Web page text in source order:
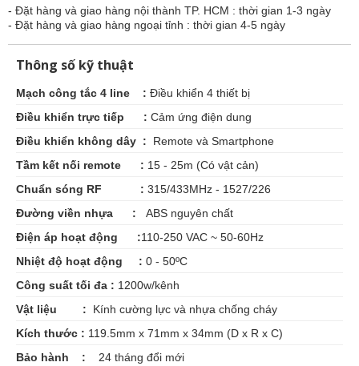
- Đặt hàng và giao hàng nội thành TP. HCM : thời gian 1-3 ngày
- Đặt hàng và giao hàng ngoại tỉnh : thời gian 4-5 ngày
Thông số kỹ thuật
Mạch công tắc 4 line : Điều khiển 4 thiết bị
Điều khiển trực tiếp : Cảm ứng điện dung
Điều khiển không dây : Remote và Smartphone
Tầm kết nối remote : 15 - 25m (Có vật cản)
Chuẩn sóng RF : 315/433MHz - 1527/226
Đường viền nhựa :
ABS nguyên chất
Điện áp hoạt động :110-250 VAC ~ 50-60Hz
Nhiệt độ hoạt động : 0 - 50ºC
Công suất tối đa : 1200w/kênh
Vật liệu : Kính cường lực và nhựa chống cháy
Kích thước : 119.5mm x 71mm x 34mm (D x R x C)
Bảo hành :
24 tháng đổi mới